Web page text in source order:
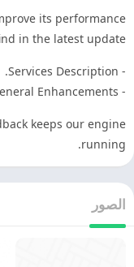
its performance
in the latest update:
- Services Description.
- General Enhancements.
keeps our engine
running.
الصور